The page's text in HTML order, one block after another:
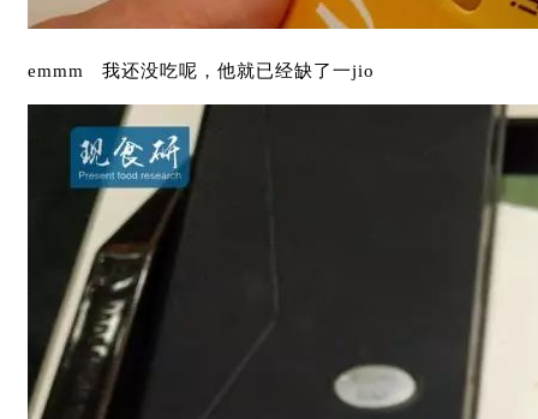
emmm 我还没吃呢，他就已经缺了一jio